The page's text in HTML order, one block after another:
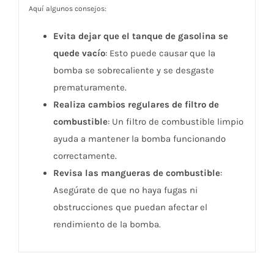
Aquí algunos consejos:
Evita dejar que el tanque de gasolina se
quede vacío: Esto puede causar que la
bomba se sobrecaliente y se desgaste
prematuramente.
Realiza cambios regulares de filtro de
combustible: Un filtro de combustible limpio
ayuda a mantener la bomba funcionando
correctamente.
Revisa las mangueras de combustible:
Asegúrate de que no haya fugas ni
obstrucciones que puedan afectar el
rendimiento de la bomba.